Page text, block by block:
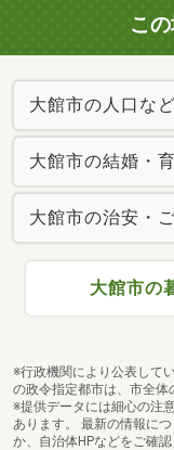
こ
大館市の人口な
大館市の結婚・
大館市の治安・
大館市の
※行政機関により公表して
の政令指定都市は、市全体
※提供データには細心の注
あります。 最新の情報に
か、自治体HPなどをご確認